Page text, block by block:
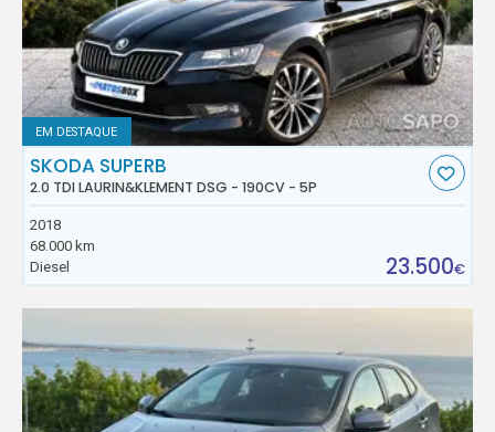
EM DESTAQUE
SKODA SUPERB
2.0 TDI LAURIN&KLEMENT DSG - 190CV - 5P
2018
68.000 km
Diesel
23.500€